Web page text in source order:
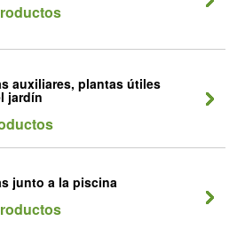
auxiliares, plantas útiles
jardín
junto a la piscina